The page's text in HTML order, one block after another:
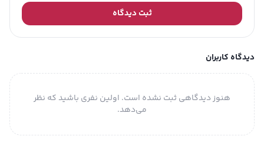
ثبت دیدگاه
دیدگاه کاربران
هنوز دیدگاهی ثبت نشده است. اولین نفری باشید که نظر
می‌دهد.